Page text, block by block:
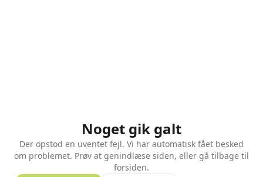
Noget gik galt
Der opstod en uventet fejl. Vi har automatisk fået besked
om problemet. Prøv at genindlæse siden, eller gå tilbage til
forsiden.